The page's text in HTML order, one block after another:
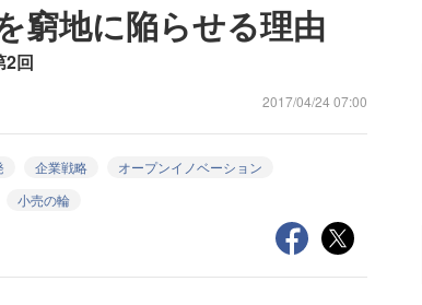
窮地に陥らせる理由
2回
2017/04/24 07:00
企業戦略
オープンイノベーション
小売の輪